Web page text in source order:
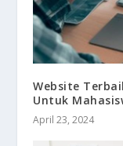
Website
Untuk
April 23, 2024